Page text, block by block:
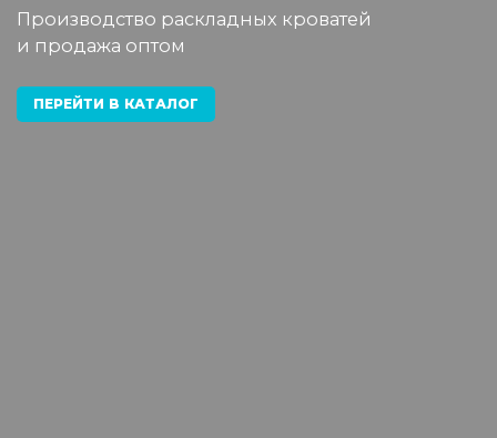
Производство раскладных кроватей
и продажа оптом
ПЕРЕЙТИ В КАТАЛОГ